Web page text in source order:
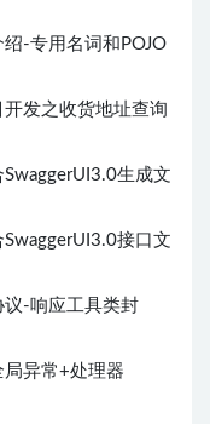
-专用名词和POJO
发之收货地址查询
生成文
接口文
-响应工具类封
异常+处理器